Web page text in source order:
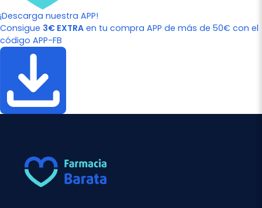
¡Descarga nuestra APP!
Consigue 3€ EXTRA en tu compra APP de más de 50€ con el
código APP-FB